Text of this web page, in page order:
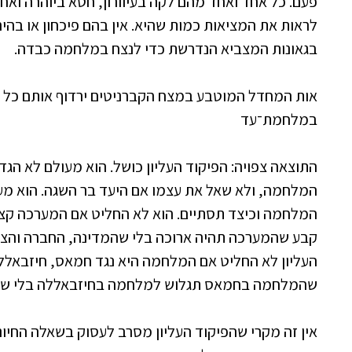
לראות את המציאות כמות שהיא. אין בהם פיכחון או
בגאונות המצביא הנדרשת כדי לנצח במלחמה כבדה.
אות המחדל המוטבע במצח הקברניטים ירדוף אותם כל
במלחמת־עד
התוצאה צפויה: הפיקוד העליון כושל. הוא מעולם לא
המלחמה, ולא שאל את עצמו אם היעד בר השגה. הוא
המלחמה וכיצד תסתיים. הוא לא החליט אם המערכה
קבע שהמערכה תהיה ארוכה בלי שהמדינה, החברה
העליון לא החליט אם המלחמה היא נגד חמאס,
שהמלחמה בחמאס תגלוש למלחמה בחיזבאללה בלי
אין זה מקרי שהפיקוד העליון מסרב לעסוק בשאלה